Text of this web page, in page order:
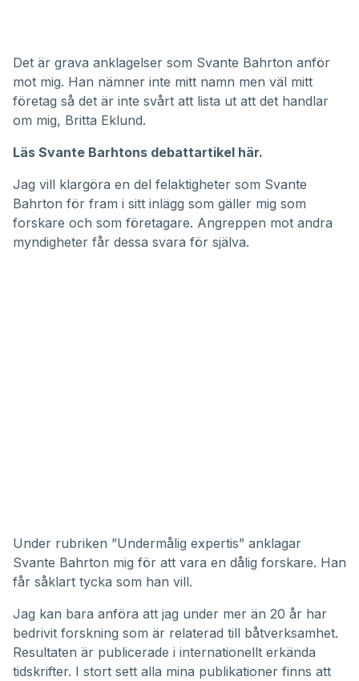
Det är grava anklagelser som Svante Bahrton anför
mot mig. Han nämner inte mitt namn men väl mitt
företag så det är inte svårt att lista ut att det handlar
om mig, Britta Eklund.
Läs Svante Barhtons debattartikel här.
Jag vill klargöra en del felaktigheter som Svante
Bahrton för fram i sitt inlägg som gäller mig som
forskare och som företagare. Angreppen mot andra
myndigheter får dessa svara för själva.
Under rubriken ”Undermålig expertis” anklagar
Svante Bahrton mig för att vara en dålig forskare. Han
får såklart tycka som han vill.
Jag kan bara anföra att jag under mer än 20 år har
bedrivit forskning som är relaterad till båtverksamhet.
Resultaten är publicerade i internationellt erkända
tidskrifter. I stort sett alla mina publikationer finns att